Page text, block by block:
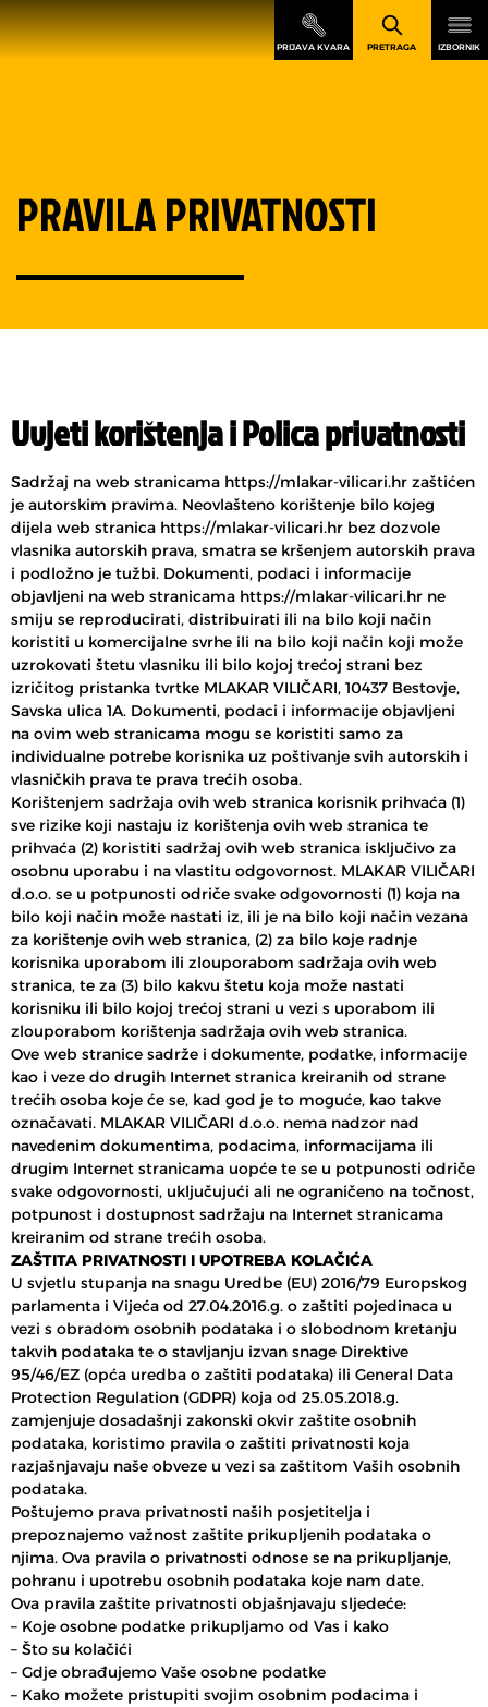
PRAVILA PRIVATNOSTI
Uvjeti korištenja i Polica privatnosti
Sadržaj na web stranicama https://mlakar-vilicari.hr zaštićen
je autorskim pravima. Neovlašteno korištenje bilo kojeg
dijela web stranica https://mlakar-vilicari.hr bez dozvole
vlasnika autorskih prava, smatra se kršenjem autorskih prava
i podložno je tužbi. Dokumenti, podaci i informacije
objavljeni na web stranicama https://mlakar-vilicari.hr ne
smiju se reproducirati, distribuirati ili na bilo koji način
koristiti u komercijalne svrhe ili na bilo koji način koji može
uzrokovati štetu vlasniku ili bilo kojoj trećoj strani bez
izričitog pristanka tvrtke MLAKAR VILIČARI, 10437 Bestovje,
Savska ulica 1A. Dokumenti, podaci i informacije objavljeni
na ovim web stranicama mogu se koristiti samo za
individualne potrebe korisnika uz poštivanje svih autorskih i
vlasničkih prava te prava trećih osoba.
Korištenjem sadržaja ovih web stranica korisnik prihvaća (1)
sve rizike koji nastaju iz korištenja ovih web stranica te
prihvaća (2) koristiti sadržaj ovih web stranica isključivo za
osobnu uporabu i na vlastitu odgovornost. MLAKAR VILIČARI
d.o.o. se u potpunosti odriče svake odgovornosti (1) koja na
bilo koji način može nastati iz, ili je na bilo koji način vezana
za korištenje ovih web stranica, (2) za bilo koje radnje
korisnika uporabom ili zlouporabom sadržaja ovih web
stranica, te za (3) bilo kakvu štetu koja može nastati
korisniku ili bilo kojoj trećoj strani u vezi s uporabom ili
zlouporabom korištenja sadržaja ovih web stranica.
Ove web stranice sadrže i dokumente, podatke, informacije
kao i veze do drugih Internet stranica kreiranih od strane
trećih osoba koje će se, kad god je to moguće, kao takve
označavati. MLAKAR VILIČARI d.o.o. nema nadzor nad
navedenim dokumentima, podacima, informacijama ili
drugim Internet stranicama uopće te se u potpunosti odriče
svake odgovornosti, uključujući ali ne ograničeno na točnost,
potpunost i dostupnost sadržaju na Internet stranicama
kreiranim od strane trećih osoba.
ZAŠTITA PRIVATNOSTI I UPOTREBA KOLAČIĆA
U svjetlu stupanja na snagu Uredbe (EU) 2016/79 Europskog
parlamenta i Vijeća od 27.04.2016.g. o zaštiti pojedinaca u
vezi s obradom osobnih podataka i o slobodnom kretanju
takvih podataka te o stavljanju izvan snage Direktive
95/46/EZ (opća uredba o zaštiti podataka) ili General Data
Protection Regulation (GDPR) koja od 25.05.2018.g.
zamjenjuje dosadašnji zakonski okvir zaštite osobnih
podataka, koristimo pravila o zaštiti privatnosti koja
razjašnjavaju naše obveze u vezi sa zaštitom Vaših osobnih
podataka.
Poštujemo prava privatnosti naših posjetitelja i
prepoznajemo važnost zaštite prikupljenih podataka o
njima. Ova pravila o privatnosti odnose se na prikupljanje,
pohranu i upotrebu osobnih podataka koje nam date.
Ova pravila zaštite privatnosti objašnjavaju sljedeće:
– Koje osobne podatke prikupljamo od Vas i kako
– Što su kolačići
– Gdje obrađujemo Vaše osobne podatke
– Kako možete pristupiti svojim osobnim podacima i